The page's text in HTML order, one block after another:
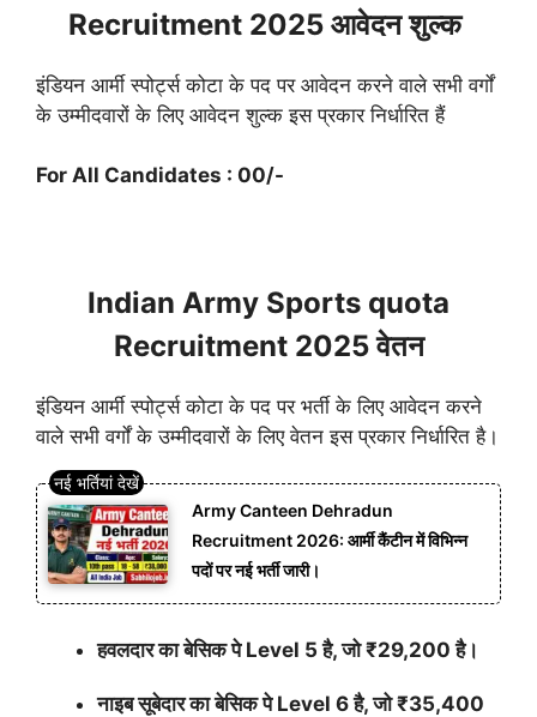
Recruitment 2025 आवेदन शुल्क
इंडियन आर्मी स्पोर्ट्स कोटा के पद पर आवेदन करने वाले सभी वर्गों
के उम्मीदवारों के लिए आवेदन शुल्क इस प्रकार निर्धारित हैं
For All Candidates : 00/-
Indian Army Sports quota
Recruitment 2025 वेतन
इंडियन आर्मी स्पोर्ट्स कोटा के पद पर भर्ती के लिए आवेदन करने
वाले सभी वर्गों के उम्मीदवारों के लिए वेतन इस प्रकार निर्धारित है।
Army Canteen Dehradun
Recruitment 2026: आर्मी कैंटीन में विभिन्न
पदों पर नई भर्ती जारी।
हवलदार का बेसिक पे Level 5 है, जो ₹29,200 है।
नाइब सूबेदार का बेसिक पे Level 6 है, जो ₹35,400